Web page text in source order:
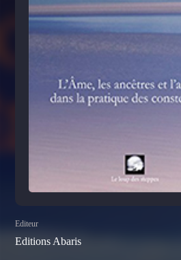
Editeur
Editions Abaris